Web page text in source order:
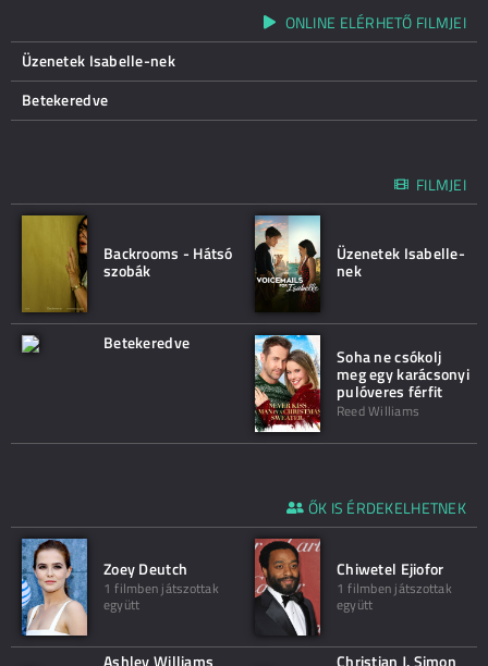
ONLINE ELÉRHETŐ FILMJEI
Üzenetek Isabelle-nek
Betekeredve
FILMJEI
Backrooms - Hátsó
szobák
Üzenetek Isabelle-
nek
Betekeredve
Soha ne csókolj
meg egy karácsonyi
pulóveres férfit
Reed Williams
ŐK IS ÉRDEKELHETNEK
Zoey Deutch
1 filmben játszottak
együtt
Chiwetel Ejiofor
1 filmben játszottak
együtt
Ashley Williams Christian J. Simon